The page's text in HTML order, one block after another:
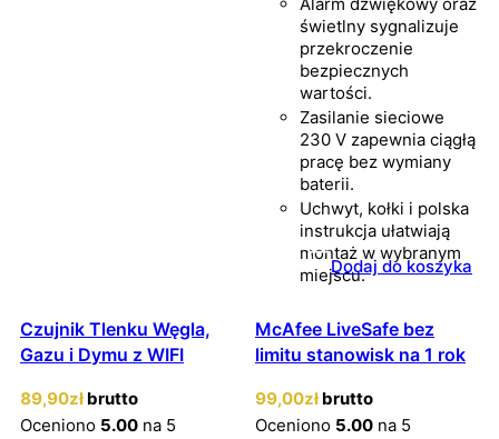
świetlny sygnalizuje
przekroczenie
bezpiecznych
wartości.
Zasilanie sieciowe
230 V zapewnia ciągłą
pracę bez wymiany
baterii.
Uchwyt, kołki i polska
instrukcja ułatwiają
montaż w wybranym
miejscu.Dodaj do koszyka
Czujnik Tlenku Węgla,
Gazu i Dymu z WIFI
89,90zł brutto
Oceniono 5.00 na 5
McAfee LiveSafe bez
limitu stanowisk na 1 rok
99,00zł brutto
Oceniono 5.00 na 5